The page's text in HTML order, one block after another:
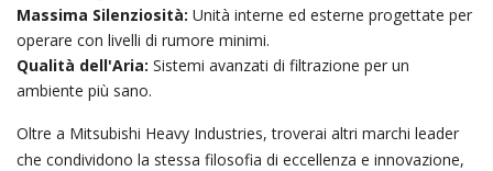
Massima Silenziosità: Unità interne ed esterne progettate per
operare con livelli di rumore minimi.
Qualità dell'Aria: Sistemi avanzati di filtrazione per un
ambiente più sano.
Oltre a Mitsubishi Heavy Industries, troverai altri marchi leader
che condividono la stessa filosofia di eccellenza e innovazione,